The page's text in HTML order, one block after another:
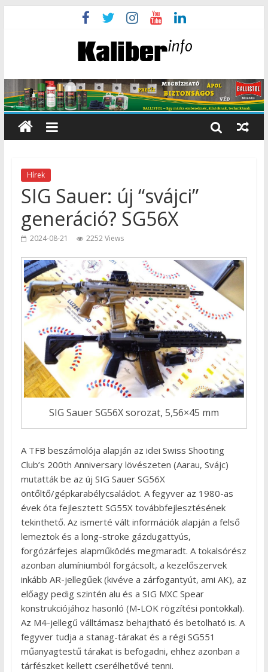
Hírek
SIG Sauer: új “svájci”
generáció? SG56X
2024-08-21 2252 Views
SIG Sauer SG56X sorozat, 5,56×45 mm
A TFB beszámolója alapján az idei Swiss Shooting
Club’s 200th Anniversary lövészeten (Aarau, Svájc)
mutatták be az új SIG Sauer SG56X
öntőltő/gépkarabélycsaládot. A fegyver az 1980-as
évek óta fejlesztett SG55X továbbfejlesztésének
tekinthető. Az ismerté vált információk alapján a felső
lemeztok és a long-stroke gázdugattyús,
forgózárfejes alapműködés megmaradt. A tokalsórész
azonban alumíniumból forgácsolt, a kezelőszervek
inkább AR-jellegűek (kivéve a zárfogantyút, ami AK), az
előagy pedig szintén alu és a SIG MXC Spear
konstrukciójához hasonló (M-LOK rögzítési pontokkal).
Az M4-jellegű válltámasz behajtható és betolható is. A
fegyver tudja a stanag-tárakat és a régi SG551
műanyagtestű tárakat is befogadni, ehhez azonban a
tárfészket kellett cserélhetővé tenni.